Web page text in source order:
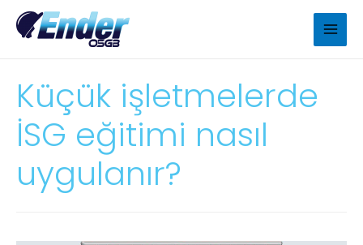
Küçük işletmelerde
İSG eğitimi nasıl
uygulanır?